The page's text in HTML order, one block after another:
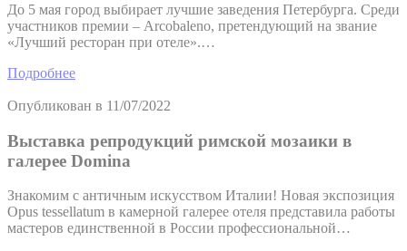
До 5 мая город выбирает лучшие заведения Петербурга. Среди
участников премии – Arcobaleno, претендующий на звание
«Лучший ресторан при отеле».…
Подробнее
Опубликован в 11/07/2022
Выставка репродукций римской мозаики в
галерее Domina
Знакомим с античным искусством Италии! Новая экспозиция
Opus tessellatum в камерной галерее отеля представила работы
мастеров единственной в России профессиональной…